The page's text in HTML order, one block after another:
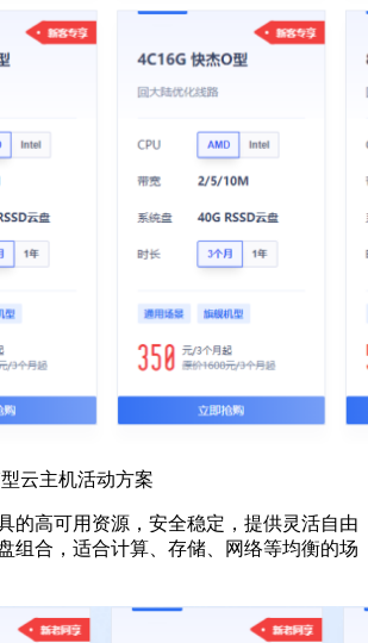
云主机活动方案
的高可用资源，安全稳定，提供灵活自由
组合，适合计算、存储、网络等均衡的场